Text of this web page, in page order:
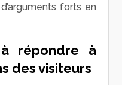
forts en
répondre à
des visiteurs